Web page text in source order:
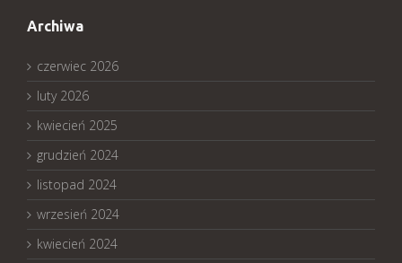
Archiwa
czerwiec 2026
luty 2026
kwiecień 2025
grudzień 2024
listopad 2024
wrzesień 2024
kwiecień 2024